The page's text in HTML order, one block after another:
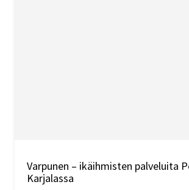
Varpunen – ikäihmisten palveluita
Karjalassa